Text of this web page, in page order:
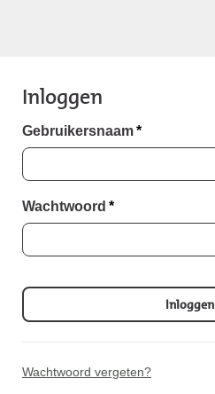
Inloggen
Gebruikersnaam*
Wachtwoord *
Inloggen
Wachtwoord vergeten?